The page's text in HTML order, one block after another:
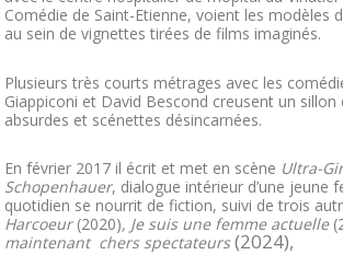
Comédie de Saint-Etienne, voient les modèles
au sein de vignettes tirées de films imaginés.
Plusieurs très courts métrages avec les
Giappiconi et David Bescond creusent un
absurdes et scénettes désincarnées.
En février 2017 il écrit et met en scène Ultra-
Schopenhauer, dialogue intérieur d’une jeune
quotidien se nourrit de fiction, suivi de trois
Harcoeur (2020), Je suis une femme actuelle
maintenant chers spectateurs(2024),